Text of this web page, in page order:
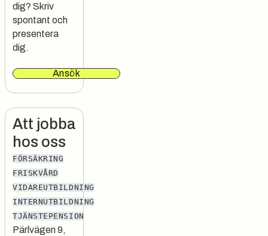
dig? Skriv
spontant och
presentera
dig.
Ansök
Att jobba
hos oss
FÖRSÄKRING
FRISKVÅRD
VIDAREUTBILDNING
INTERNUTBILDNING
TJÄNSTEPENSION
Pärlvägen 9,